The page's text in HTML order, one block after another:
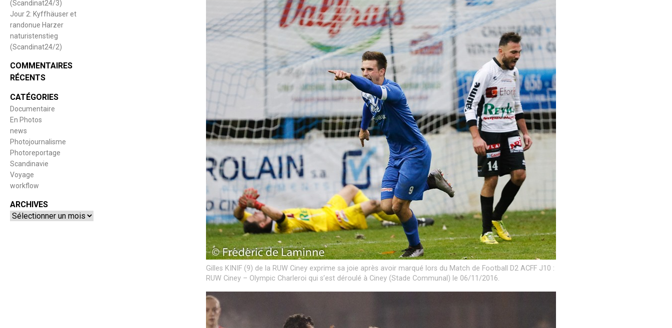
(Scandinat24/3)
Jour 2: Kyffhäuser et
randonue Harzer
naturistenstieg
(Scandinat24/2)
COMMENTAIRES
RÉCENTS
CATÉGORIES
Documentaire
En Photos
news
Photojournalisme
Photoreportage
Scandinavie
Voyage
workflow
ARCHIVES
Archives
Gilles KINIF (9) de la RUW Ciney exprime sa joie après avoir marqué lors du Match de Football D2 ACFF J10 :
RUW Ciney – Olympic Charleroi qui s’est déroulé à Ciney (Stade Communal) le 06/11/2016.